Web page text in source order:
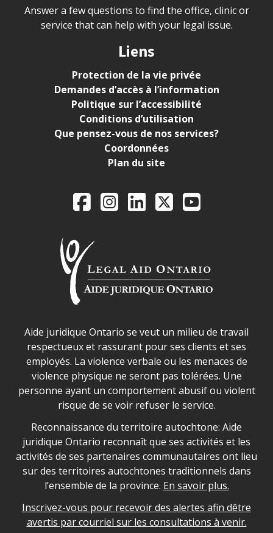
Answer a few questions to find the office, clinic or
service that can help with your legal issue.
Liens
Protection de la vie privée
Demandes d’accès à l’information
Politique sur l’accessibilité
Conditions d’utilisation
Que pensez-vous de nos services?
Coordonnées
Plan du site
Legal Aid Ontario
FacebookInstagram
LinkedIn
X YouTube
Déclaration sur la sécurité dans les locaux d'AJO.
Aide juridique Ontario se veut un milieu de travail
respectueux et rassurant pour ses clients et ses
employés. La violence verbale ou les menaces de
violence physique ne seront pas tolérées. Une
personne ayant un comportement abusif ou violent
risque de se voir refuser le service.
Legal Aid Ontario land acknowledgement
Reconnaissance du territoire autochtone: Aide
juridique Ontario reconnaît que ses activités et les
activités de ses partenaires communautaires ont lieu
sur des territoires autochtones traditionnels dans
l’ensemble de la province. En savoir plus.
Inscrivez-vous pour recevoir des alertes afin dêtre
avertis par courriel sur les consultations à venir.